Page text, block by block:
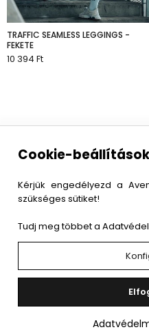
TRAFFIC SEAMLESS LEGGINGS -
FEKETE
10 394 Ft
TERMÉK
© 2026 Avenox |
Cookie-beállítások
Kérjük engedélyezd a
szükséges sütiket!
Tudj meg többet a